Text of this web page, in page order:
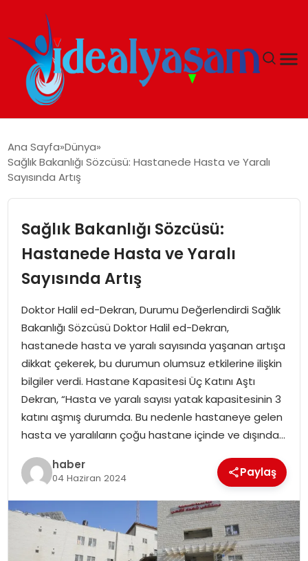
GÜNDEM
İDEAL YAŞAM
İDEAL SPOR
YAŞAM
MAGAZIN
SAĞLIK
SOSYAL HABER
Ana Sayfa Dünya
Sağlık Bakanlığı Sözcüsü: Hastanede Hasta ve Yaralı
Sayısında Artış
Sağlık Bakanlığı Sözcüsü:
Hastanede Hasta ve Yaralı
Sayısında Artış
Doktor Halil ed-Dekran, Durumu Değerlendirdi Sağlık
Bakanlığı Sözcüsü Doktor Halil ed-Dekran,
hastanede hasta ve yaralı sayısında yaşanan artışa
dikkat çekerek, bu durumun olumsuz etkilerine ilişkin
bilgiler verdi. Hastane Kapasitesi Üç Katını Aştı
Dekran, “Hasta ve yaralı sayısı yatak kapasitesinin 3
katını aşmış durumda. Bu nedenle hastaneye gelen
hasta ve yaralıların çoğu hastane içinde ve dışında…
haber
04 Haziran 2024 Paylaş